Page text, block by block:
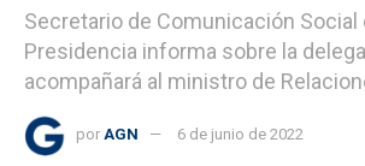
Secretario de Comunicación Social
Presidencia informa sobre la
acompañará al ministro de
por AGN 6 de junio de 2022